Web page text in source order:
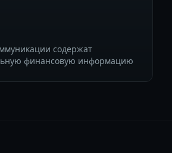
содержат
финансовую информацию